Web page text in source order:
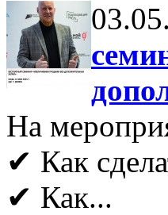
На
✔ Как
✔ Как...